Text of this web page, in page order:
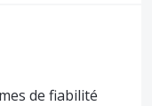
de fiabilité